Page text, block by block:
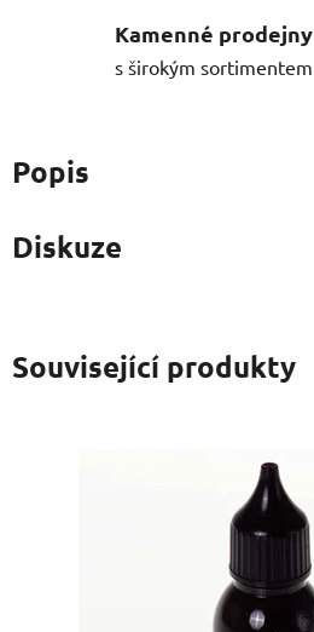
Kamenné prodejny
s širokým sortimentem
Popis
Diskuze
Související produkty